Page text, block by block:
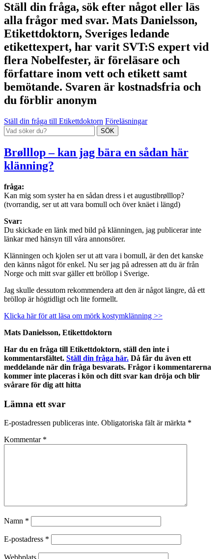
Ställ din fråga, sök efter något eller läs
alla frågor med svar. Mats Danielsson,
Etikettdoktorn, Sveriges ledande
etikettexpert, har varit SVT:S expert vid
flera Nobelfester, är föreläsare och
författare inom vett och etikett samt
bemötande. Svaren är kostnadsfria och
du förblir anonym
Ställ din fråga till Etikettdoktorn Föreläsningar
Brølllop – kan jag bära en sådan här
klänning?
fråga:
Kan mig som syster ha en sådan dress i et augustibrølllop?
(tvorrandig, ser ut att vara bomull och över knäet i längd)
Svar:
Du skickade en länk med bild på klänningen, jag publicerar inte
länkar med hänsyn till våra annonsörer.
Klänningen och kjolen ser ut att vara i bomull, är den det kanske
den känns något för enkel. Nu ser jag på adressen att du är från
Norge och mitt svar gäller ett bröllop i Sverige.
Jag skulle dessutom rekommendera att den är något längre, då ett
bröllop är högtidligt och lite formellt.
Klicka här för att läsa om mörk kostymklänning >>
Mats Danielsson, Etikettdoktorn
Har du en fråga till Etikettdoktorn, ställ den inte i
kommentarsfältet. Ställ din fråga här. Då får du även ett
meddelande när din fråga besvarats. Frågor i kommentarerna
kommer inte placeras i kön och ditt svar kan dröja och blir
svårare för dig att hitta
Lämna ett svar
E-postadressen publiceras inte. Obligatoriska fält är märkta *
Kommentar *
Namn *
E-postadress *